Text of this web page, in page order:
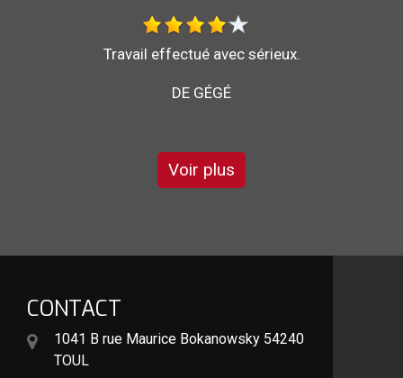
Bonjour je vous recommande l'entreprise brochard
DE STÉPHANE
Voir plus
CONTACT
1041 B rue Maurice Bokanowsky 54240
TOUL